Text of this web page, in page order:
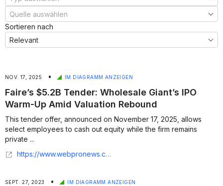
Sortieren nach
NOV. 17, 2025 • IM DIAGRAMM ANZEIGEN
Faire’s $5.2B Tender: Wholesale Giant’s IPO
Warm-Up Amid Valuation Rebound
This tender offer, announced on November 17, 2025, allows
select employees to cash out equity while the firm remains
private ...
https://www.webpronews.com/faires-5-2b-tender-wholesale-giants-ipo-warm-up-amid-valuation-rebound/
SEPT. 27, 2023 • IM DIAGRAMM ANZEIGEN